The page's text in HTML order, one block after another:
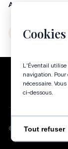
Cookies
L'Éventail utilise
navigation. Pour
nécessaire.
ci-dessous.
Tout refuser
Annonceurs
Instagram
Politique de
© 2026-TOUS